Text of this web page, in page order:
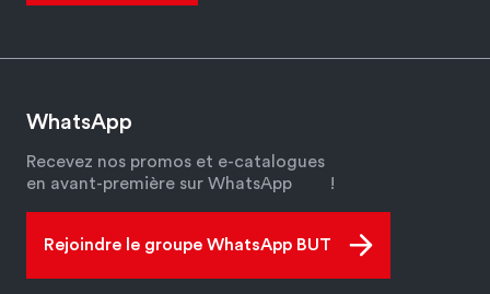
WhatsApp
Recevez nos promos et e-catalogues
en avant-première sur WhatsApp
!
Rejoindre le groupe WhatsApp BUT